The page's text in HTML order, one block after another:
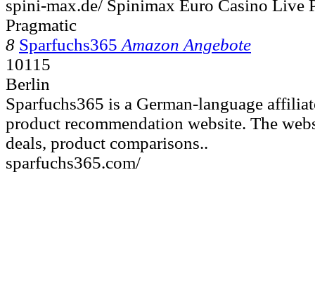
spini-max.de/ Spinimax Euro Casino Live
Pragmatic
8 Sparfuchs365 Amazon Angebote
10115
Berlin
Sparfuchs365 is a German-language
product recommendation website. The
deals, product comparisons..
sparfuchs365.com/